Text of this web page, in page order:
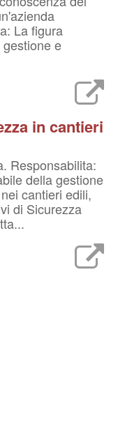
La figura
e
in cantieri
Responsabilita:
della gestione
cantieri edili,
di Sicurezza